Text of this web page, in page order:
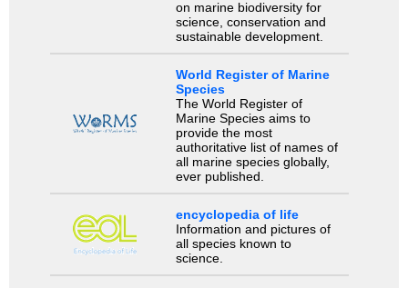
on marine biodiversity for
science, conservation and
sustainable development.
World Register of Marine
Species
The World Register of
Marine Species aims to
provide the most
authoritative list of names of
all marine species globally,
ever published.
encyclopedia of life
Information and pictures of
all species known to
science.